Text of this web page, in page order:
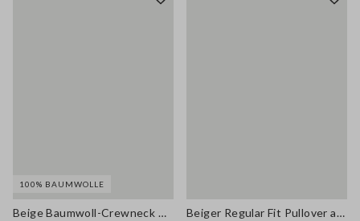
100% BAUMWOLLE
Beige Baumwoll-Crewneck mit regulärer Passform
Beiger Regular Fit Pullover aus Baumwolle und Leinen mit Lochmuster